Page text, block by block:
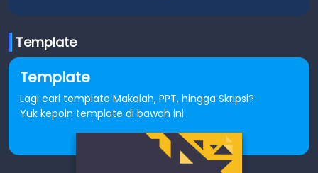
Template
Template
Lagi cari template Makalah, PPT, hingga Skripsi?
Yuk kepoin template di bawah ini